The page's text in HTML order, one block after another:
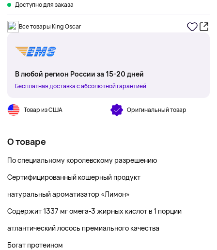
Доступно для заказа
Все товары King Oscar
В любой регион России за 15-20 дней
Бесплатная доставка с абсолютной гарантией
Товар из США Оригинальный товар
О товаре
По специальному королевскому разрешению
Сертифицированный кошерный продукт
натуральный ароматизатор «Лимон»
Содержит 1337 мг омега-3 жирных кислот в 1 порции
атлантический лосось премиального качества
Богат протеином